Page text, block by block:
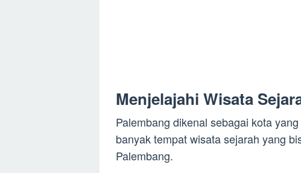
Menjelajahi Wisata
Palembang dikenal sebagai kota
banyak tempat wisata sejarah yang
Palembang.